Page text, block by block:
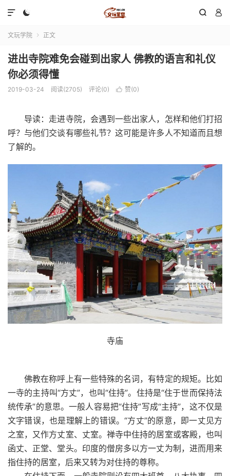
  

文玩学院  正文
进出寺院难免会碰到出家人 佛教的语言和礼仪
你必须得懂
2019-03-24 阅读(2705) 评论(0)  赞(0)
导读：走进寺院，会遇到一些出家人，怎样和他们打招
呼？与他们交谈有哪些礼节？这可能是许多人不知道而且想
了解的。
寺庙
佛教在称呼上有一些特殊的名词，有特定的规矩。比如
一寺的主持叫“方丈”，也叫“住持”。住持是“住于世而保持法
统传承”的意思。一般人容易把“住持”写成“主持”，这不仅是
文字错误，也是理解上的错误。“方丈”的原意，即一丈见方
之室，又作方丈室、丈室。禅寺中住持的居室或客殿，也叫
函丈、正堂、堂头。印度的僧房多以方一丈为制，进而用来
指住持的居室，后来又转为对住持的尊称。